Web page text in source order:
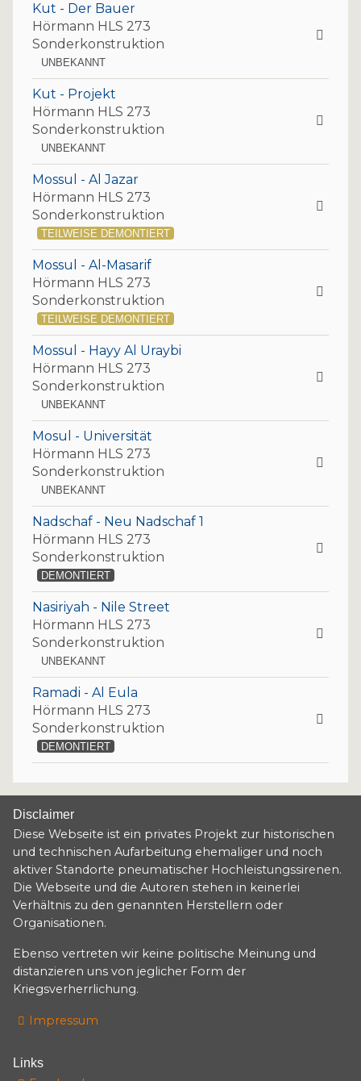
Kut - Der Bauer
Hörmann HLS 273
Sonderkonstruktion
UNBEKANNT
Kut - Projekt
Hörmann HLS 273
Sonderkonstruktion
UNBEKANNT
Mossul - Al Jazar
Hörmann HLS 273
Sonderkonstruktion
TEILWEISE DEMONTIERT
Mossul - Al-Masarif
Hörmann HLS 273
Sonderkonstruktion
TEILWEISE DEMONTIERT
Mossul - Hayy Al Uraybi
Hörmann HLS 273
Sonderkonstruktion
UNBEKANNT
Mosul - Universität
Hörmann HLS 273
Sonderkonstruktion
UNBEKANNT
Nadschaf - Neu Nadschaf 1
Hörmann HLS 273
Sonderkonstruktion
DEMONTIERT
Nasiriyah - Nile Street
Hörmann HLS 273
Sonderkonstruktion
UNBEKANNT
Ramadi - Al Eula
Hörmann HLS 273
Sonderkonstruktion
DEMONTIERT
Disclaimer
Diese Webseite ist ein privates Projekt zur historischen
und technischen Aufarbeitung ehemaliger und noch
aktiver Standorte pneumatischer Hochleistungssirenen.
Die Webseite und die Autoren stehen in keinerlei
Verhältnis zu den genannten Herstellern oder
Organisationen.
Ebenso vertreten wir keine politische Meinung und
distanzieren uns von jeglicher Form der
Kriegsverherrlichung.
Impressum
Links